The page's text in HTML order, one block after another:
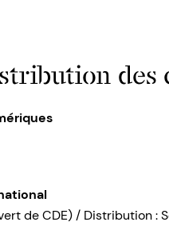
des
de CDE) / Distribution :